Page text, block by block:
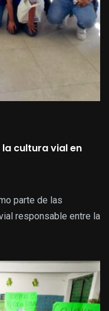
cultura vial en
parte de las
responsable entre la